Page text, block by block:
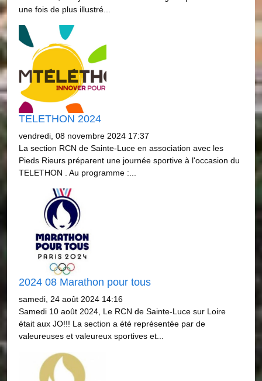
une fois de plus illustré...
TELETHON 2024
vendredi, 08 novembre 2024 17:37
La section RCN de Sainte-Luce en association avec les
Pieds Rieurs préparent une journée sportive à l'occasion du
TELETHON . Au programme :...
2024 08 Marathon pour tous
samedi, 24 août 2024 14:16
Samedi 10 août 2024, Le RCN de Sainte-Luce sur Loire
était aux JO!!! La section a été représentée par de
valeureuses et valeureux sportives et...